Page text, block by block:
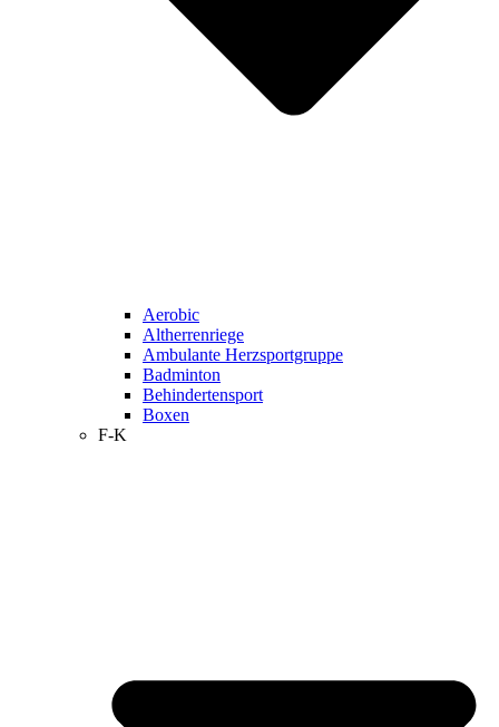
Aerobic
Altherrenriege
Ambulante Herzsportgruppe
Badminton
Behindertensport
Boxen
F-K